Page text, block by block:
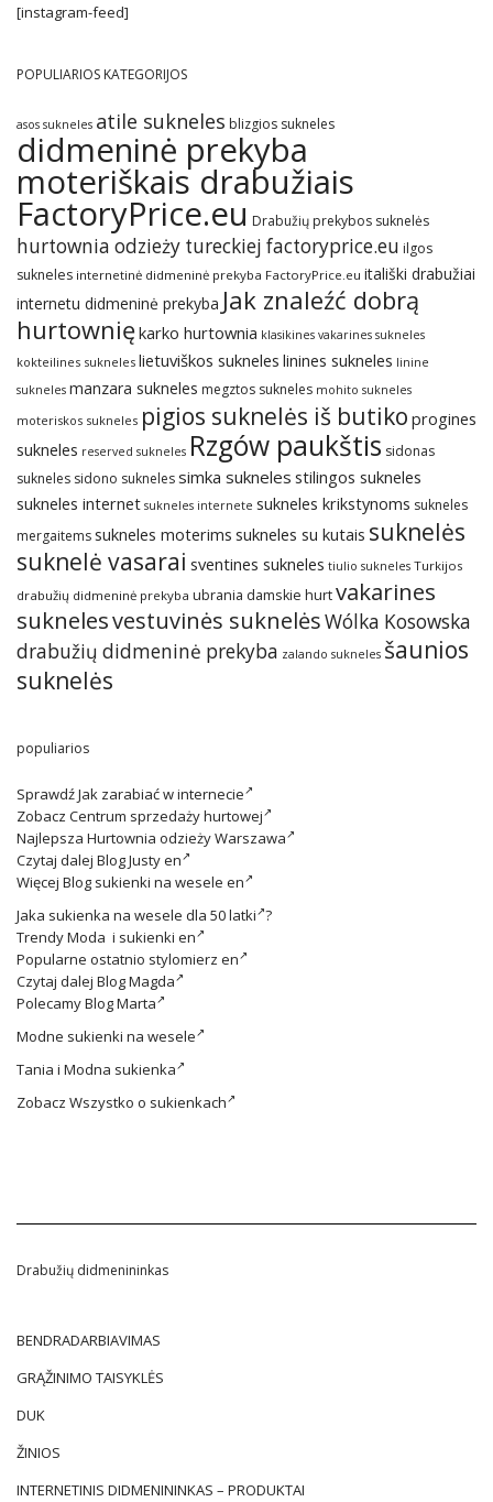
[instagram-feed]
POPULIARIOS KATEGORIJOS
asos sukneles atile sukneles blizgios sukneles
didmeninė prekyba
moteriškais drabužiais
FactoryPrice.eu Drabužių prekybos suknelės
hurtownia odzieży tureckiej factoryprice.eu ilgos
sukneles internetinė didmeninė prekyba FactoryPrice.eu itališki drabužiai
internetu didmeninė prekyba Jak znaleźć dobrą
hurtowniękarko hurtownia klasikines vakarines sukneles
kokteilines sukneles lietuviškos sukneles linines sukneles linine
sukneles manzara sukneles megztos sukneles mohito sukneles
moteriskos sukneles pigios suknelės iš butiko progines
sukneles reserved sukneles Rzgów paukštis sidonas
sukneles sidono suknelessimka sukneles stilingos sukneles
sukneles internet sukneles internete sukneles krikstynoms sukneles
mergaitemssukneles moterims sukneles su kutais suknelės
suknelė vasarai sventines sukneles tiulio sukneles Turkijos
drabužių didmeninė prekyba ubrania damskie hurtvakarines
suknelesvestuvinės suknelėsWólka Kosowska
drabužių didmeninė prekyba zalando sukneles šaunios
suknelės
populiarios
SprawdźJak zarabiać w internecie
Zobacz Centrum sprzedaży hurtowej
Najlepsza Hurtownia odzieży Warszawa
Czytaj dalej Blog Justy en
Więcej Blog sukienki na wesele en
Jaka sukienka na wesele dla 50 latki ?
TrendyModa i sukienki en
Popularne ostatnio stylomierz en
Czytaj dalej Blog Magda
PolecamyBlog Marta
Modne sukienki na wesele
Tania i Modna sukienka
Zobacz Wszystko o sukienkach
Drabužių didmenininkas
BENDRADARBIAVIMAS
GRĄŽINIMO TAISYKLĖS
DUK
ŽINIOS
INTERNETINIS DIDMENININKAS – PRODUKTAI